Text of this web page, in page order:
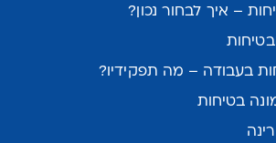
– איך לבחור נכון?
בעבודה – מה תפקידיו?
בטיחות